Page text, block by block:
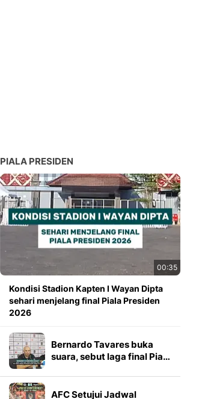
PIALA PRESIDEN
00:35
Kondisi Stadion Kapten I Wayan Dipta
sehari menjelang final Piala Presiden
2026
Bernardo Tavares buka
suara, sebut laga final Pia…
AFC Setujui Jadwal